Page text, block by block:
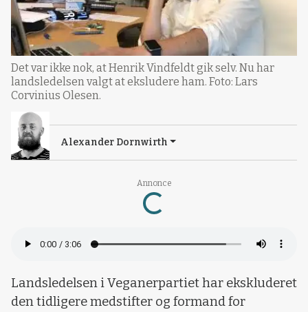
Annonce
Loading...
Det var ikke nok, at Henrik Vindfeldt gik selv. Nu har
landsledelsen valgt at eksludere ham. Foto: Lars
Corvinius Olesen.
Alexander Dornwirth
Landsledelsen i Veganerpartiet har ekskluderet
den tidligere medstifter og formand for